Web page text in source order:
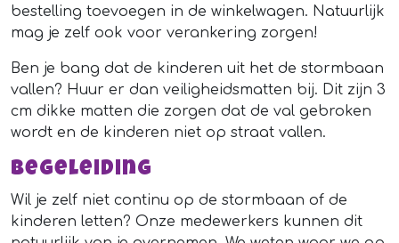
bestelling toevoegen in de winkelwagen. Natuurlijk
mag je zelf ook voor verankering zorgen!
Ben je bang dat de kinderen uit het de stormbaan
vallen? Huur er dan veiligheidsmatten bij. Dit zijn 3
cm dikke matten die zorgen dat de val gebroken
wordt en de kinderen niet op straat vallen.
Begeleiding
Wil je zelf niet continu op de stormbaan of de
kinderen letten? Onze medewerkers kunnen dit